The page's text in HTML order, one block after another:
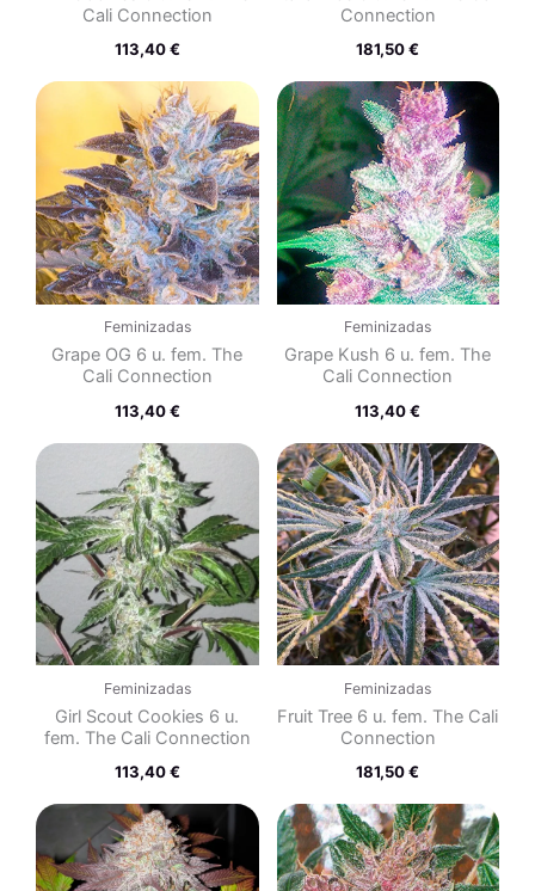
Cali Connection
113,40€
Connection
181,50€
Feminizadas
Grape OG 6 u. fem. The
Cali Connection
113,40€
Feminizadas
Grape Kush 6 u. fem. The
Cali Connection
113,40€
Feminizadas
Girl Scout Cookies 6 u.
fem. The Cali Connection
113,40€
Feminizadas
Fruit Tree 6 u. fem. The Cali
Connection
181,50€